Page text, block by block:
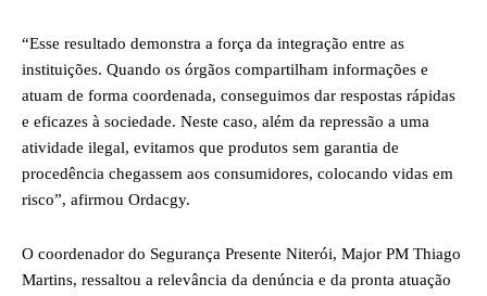
“Esse resultado demonstra a força da integração entre as
instituições. Quando os órgãos compartilham informações e
atuam de forma coordenada, conseguimos dar respostas rápidas
e eficazes à sociedade. Neste caso, além da repressão a uma
atividade ilegal, evitamos que produtos sem garantia de
procedência chegassem aos consumidores, colocando vidas em
risco”, afirmou Ordacgy.
O coordenador do Segurança Presente Niterói, Major PM Thiago
Martins, ressaltou a relevância da denúncia e da pronta atuação